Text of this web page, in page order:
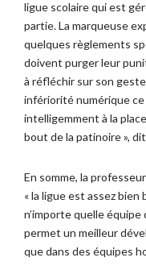
ligue scolaire qui est
partie. La marqueuse
quelques règlements
doivent purger leur
à réfléchir sur son
infériorité numérique ce
intelligemment à la
bout de la patinoire »,
En somme, la
« la ligue est assez
n’importe quelle équipe
permet un meilleur
que dans des équipes